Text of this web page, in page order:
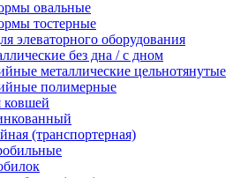
овальные
тостерные
элеваторного оборудования
без дна / с дном
металлические цельнотянутые
полимерные
ковшей
(транспортерная)